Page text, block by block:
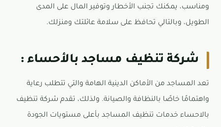
ومناسب، يمكنك تجنب الأخطار وتوفير المال على المدى
الطويل، وبالتالي تحافظ على سلامة عائلتك ومنزلك.
شركة تنظيف مساجد بالأحساء :
تعد المساجد من الأماكن الدينية الهامة والتي تتطلب رعاية
واهتمامًا خاصًا بالنظافة والصيانة. ولذلك، تقدم شركة تنظيف
بالاحساء خدمات تنظيف المساجد بأعلى مستويات الجودة